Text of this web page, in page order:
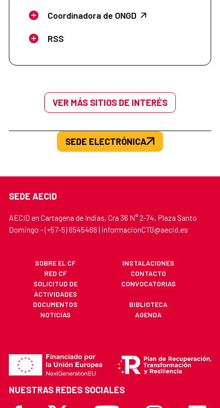
Coordinadora de ONGD
RSS
VER MÁS SITIOS DE INTERÉS
SEDE ELECTRÓNICA
SEDE AECID
AECID en Cartagena de Indias, Cra 36 N° 2-74, Plaza Santo
Domingo - (+57-5) 6545466 | informacionCTG@aecid.es
SOBRE EL CF
INSTALACIONES
RED CF
CONTACTO
SOLICITUD DE
ACTIVIDADES
CONVOCATORIAS
DOCUMENTOS
BIBLIOTECA
NOTICIAS
AGENDA
NUESTRAS REDES SOCIALES